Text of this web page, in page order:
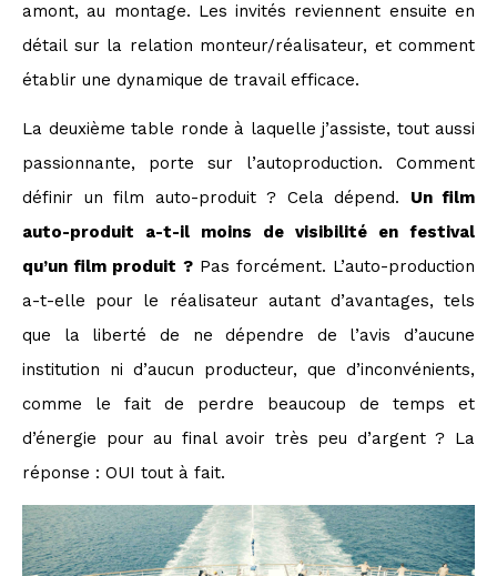
amont, au montage. Les invités reviennent ensuite en
détail sur la relation monteur/réalisateur, et comment
établir une dynamique de travail efficace.
La deuxième table ronde à laquelle j’assiste, tout aussi
passionnante, porte sur l’autoproduction. Comment
définir un film auto-produit ? Cela dépend. Un film
auto-produit a-t-il moins de visibilité en festival
qu’un film produit ?Pas forcément. L’auto-production
a-t-elle pour le réalisateur autant d’avantages, tels
que la liberté de ne dépendre de l’avis d’aucune
institution ni d’aucun producteur, que d’inconvénients,
comme le fait de perdre beaucoup de temps et
d’énergie pour au final avoir très peu d’argent ? La
réponse : OUI tout à fait.